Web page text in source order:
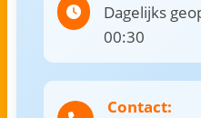
Dagelijks
00:30
Contact: